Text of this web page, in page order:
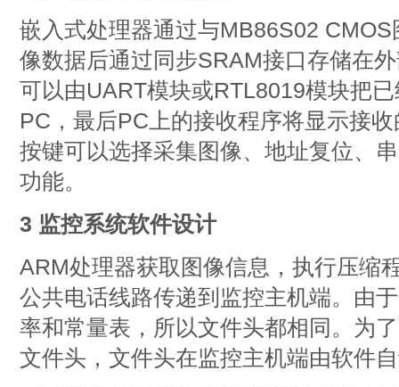
嵌入式处理器通过与MB86S02
像数据后通过同步SRAM接口存储在
可以由UART模块或RTL8019模块把
PC，最后PC上的接收程序将显示接
按键可以选择采集图像、地址复位、
功能。
3 监控系统软件设计
ARM处理器获取图像信息，执行压缩
公共电话线路传递到监控主机端。由
率和常量表，所以文件头都相同。为
文件头，文件头在监控主机端由软件